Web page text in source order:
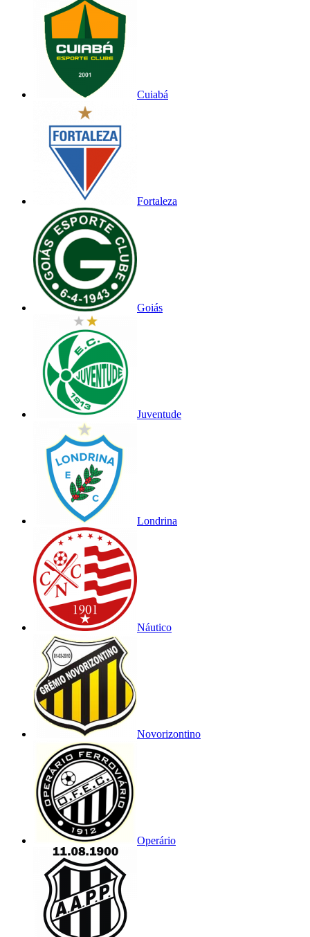
Cuiabá
Fortaleza
Goiás
Juventude
Londrina
Náutico
Novorizontino
Operário